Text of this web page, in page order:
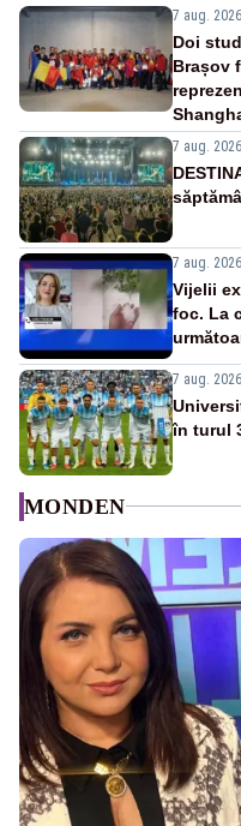
7 aug.
Doi
Brașov
7 aug.
7 aug.
Vijelii
foc. La
7 aug.
în turul
MONDEN